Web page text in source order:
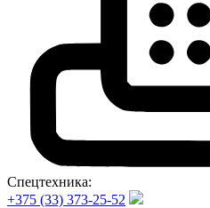
Спецтехника:
+375 (33) 373-25-52